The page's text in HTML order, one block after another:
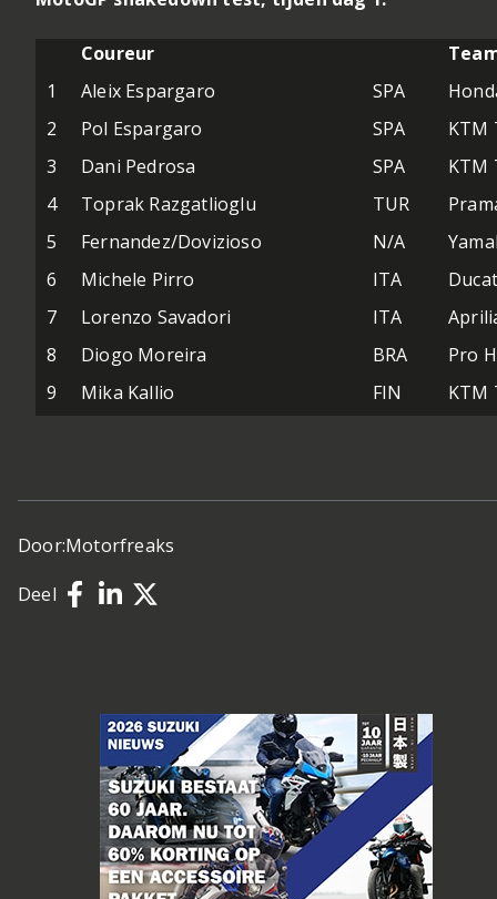
Coureur
1
Aleix Espargaro SPA
2
Pol Espargaro SPA
KTM
3
Dani Pedrosa SPA
KTM
4
Toprak Razgatlioglu TUR
5
Fernandez/Dovizioso N/A
6
Michele Pirro ITA
7
Lorenzo Savadori ITA
8
Diogo Moreira BRA
Pro
9
Mika Kallio FIN KTM
Door:Motorfreaks
Deel